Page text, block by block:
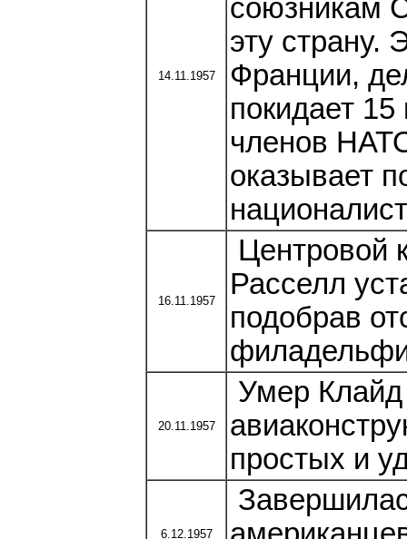
14.11.1957
союзникам
эту страну.
Франции,
покидает
членов
оказывает
16.11.1957
Центровой
Расселл
подобрав
20.11.1957
Умер
простых и
6.12.1957